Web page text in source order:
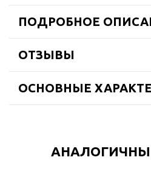
ПОДРОБНОЕ
ОТЗЫВЫ
ОСНОВНЫЕ